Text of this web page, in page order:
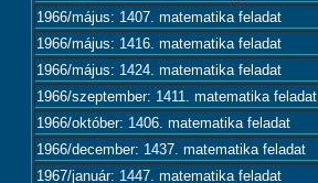
1966/május: 1407. matematika feladat
1966/május: 1416. matematika feladat
1966/május: 1424. matematika feladat
1966/szeptember: 1411. matematika feladat
1966/október: 1406. matematika feladat
1966/december: 1437. matematika feladat
1967/január: 1447. matematika feladat